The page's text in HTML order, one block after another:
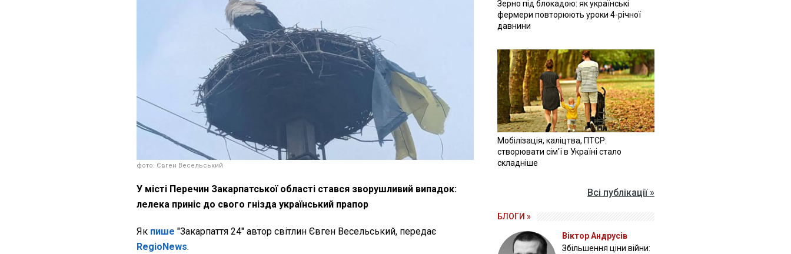
фото: Євген Весельський
У місті Перечин Закарпатської області стався зворушливий випадок:
лелека приніс до свого гнізда український прапор
Як пише "Закарпаття 24" автор світлин Євген Весельський, передає
RegioNews.
Зерно під блокадою: як українські
фермери повторюють уроки 4-річної
давнини
Мобілізація, каліцтва, ПТСР:
створювати сім'ї в Україні стало
складніше
Всі публікації »
БЛОГИ »
Віктор Андрусів
Збільшення ціни війни: